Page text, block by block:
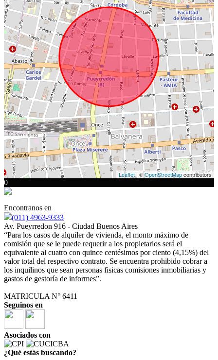
Leaflet | ©OpenStreetMapcontributors
0
Encontranos en
(011) 4963-9333
Av. Pueyrredon 916 - Ciudad Buenos Aires
“Para los casos de alquiler de vivienda, el monto máximo de
comisión que se le puede requerir a los propietarios será el
equivalente al cuatro con quince centésimos por ciento (4,15%) del
valor total del respectivo contrato. Se encuentra prohibido cobrar a
los inquilinos que sean personas físicas comisiones inmobiliarias y
gastos de gestoría de informes”.
MATRICULA N° 6411
Seguinos en
Asociados con
¿Qué estás buscando?